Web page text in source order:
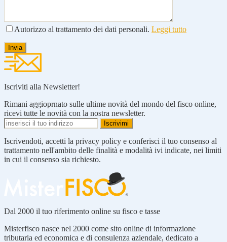
Autorizzo al trattamento dei dati personali. Leggi tutto
Iscriviti alla Newsletter!
Rimani aggioprnato sulle ultime novità del mondo del fisco online,
ricevi tutte le novità con la nostra newsletter.
Iscrivendoti, accetti la privacy policy e conferisci il tuo consenso al
trattamento nell'ambito delle finalità e modalità ivi indicate, nei limiti
in cui il consenso sia richiesto.
Dal 2000 il tuo riferimento online su fisco e tasse
Misterfisco nasce nel 2000 come sito online di informazione
tributaria ed economica e di consulenza aziendale, dedicato a